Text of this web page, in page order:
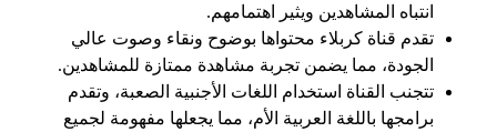
انتباه المشاهدين ويثير اهتمامهم.
تقدم قناة كربلاء محتواها بوضوح ونقاء وصوت عالي
الجودة، مما يضمن تجربة مشاهدة ممتازة للمشاهدين.
تتجنب القناة استخدام اللغات الأجنبية الصعبة، وتقدم
برامجها باللغة العربية الأم، مما يجعلها مفهومة لجميع